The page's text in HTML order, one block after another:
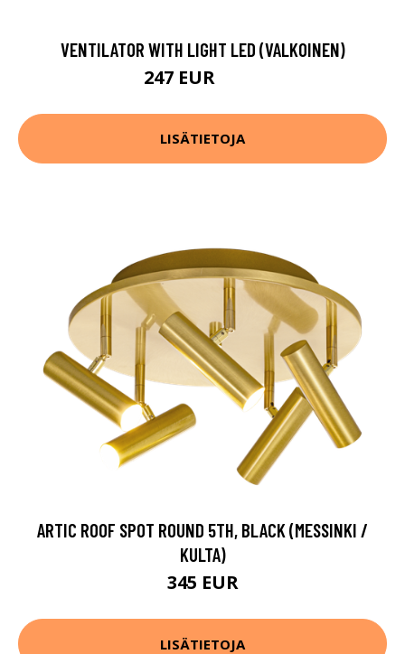
VENTILATOR WITH LIGHT LED (VALKOINEN)
247 EUR
LISÄTIETOJA
ARTIC ROOF SPOT ROUND 5TH, BLACK (MESSINKI /
KULTA)
345 EUR
LISÄTIETOJA